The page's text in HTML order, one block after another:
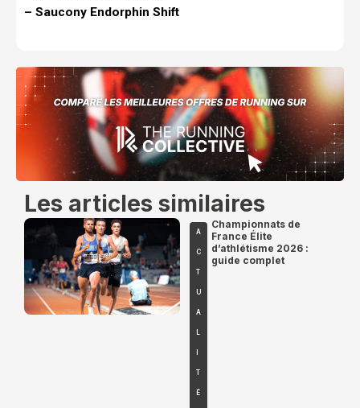
– Saucony Endorphin Shift
Les articles similaires
A
C
T
U
A
L
T
É
Championnats de
France Élite
d’athlétisme 2026 :
guide complet